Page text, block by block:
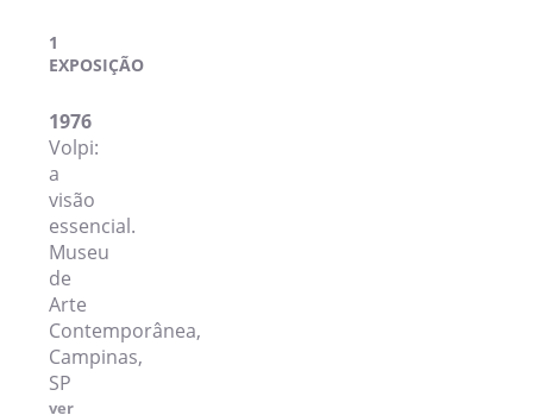
1
EXPOSIÇÃO
1976
Volpi:
a
visão
essencial.
Museu
de
Arte
Contemporânea,
Campinas,
SP
ver